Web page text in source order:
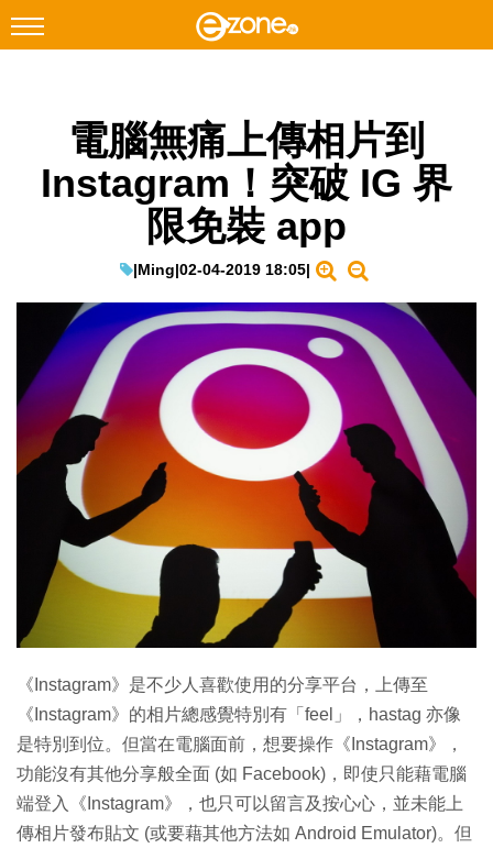
Facebook Instagram
科技焦點
教學評測
EduTech
IT Times
生成式AI與雲端應用
Enterprise Digital Transformation
電腦無痛上傳相片到
Instagram！突破 IG 界
限免裝 app
|Ming|02-04-2019 18:05|
《Instagram》是不少人喜歡使用的分享平台，上傳至
《Instagram》的相片總感覺特別有「feel」，hastag 亦像
是特別到位。但當在電腦面前，想要操作《Instagram》，
功能沒有其他分享般全面 (如 Facebook)，即使只能藉電腦
端登入《Instagram》，也只可以留言及按心心，並未能上
傳相片發布貼文 (或要藉其他方法如 Android Emulator)。但